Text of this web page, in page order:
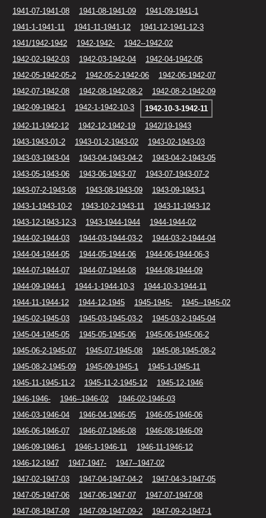
1941-07-1941-08
1941-08-1941-09
1941-09-1941-1
1941-1-1941-11
1941-11-1941-12
1941-12-1941-12-3
1941/1942-1942
1942-1942-
1942--1942-02
1942-02-1942-03
1942-03-1942-04
1942-04-1942-05
1942-05-1942-05-2
1942-05-2-1942-06
1942-06-1942-07
1942-07-1942-08
1942-08-1942-08-2
1942-08-2-1942-09
1942-09-1942-1
1942-1-1942-10-3
1942-10-3-1942-11
1942-11-1942-12
1942-12-1942-19
1942/19-1943
1943-1943-01-2
1943-01-2-1943-02
1943-02-1943-03
1943-03-1943-04
1943-04-1943-04-2
1943-04-2-1943-05
1943-05-1943-06
1943-06-1943-07
1943-07-1943-07-2
1943-07-2-1943-08
1943-08-1943-09
1943-09-1943-1
1943-1-1943-10-2
1943-10-2-1943-11
1943-11-1943-12
1943-12-1943-12-3
1943-1944-1944
1944-1944-02
1944-02-1944-03
1944-03-1944-03-2
1944-03-2-1944-04
1944-04-1944-05
1944-05-1944-06
1944-06-1944-06-3
1944-07-1944-07
1944-07-1944-08
1944-08-1944-09
1944-09-1944-1
1944-1-1944-10-3
1944-10-3-1944-11
1944-11-1944-12
1944-12-1945 1945-1945-
1945--1945-02
1945-02-1945-03
1945-03-1945-03-2
1945-03-2-1945-04
1945-04-1945-05
1945-05-1945-06
1945-06-1945-06-2
1945-06-2-1945-07
1945-07-1945-08
1945-08-1945-08-2
1945-08-2-1945-09
1945-09-1945-1
1945-1-1945-11
1945-11-1945-11-2
1945-11-2-1945-12
1945-12-1946
1946-1946-
1946--1946-02
1946-02-1946-03
1946-03-1946-04
1946-04-1946-05
1946-05-1946-06
1946-06-1946-07
1946-07-1946-08
1946-08-1946-09
1946-09-1946-1
1946-1-1946-11
1946-11-1946-12
1946-12-1947
1947-1947-
1947--1947-02
1947-02-1947-03
1947-04-1947-04-2
1947-04-3-1947-05
1947-05-1947-06
1947-06-1947-07
1947-07-1947-08
1947-08-1947-09
1947-09-1947-09-2
1947-09-2-1947-1